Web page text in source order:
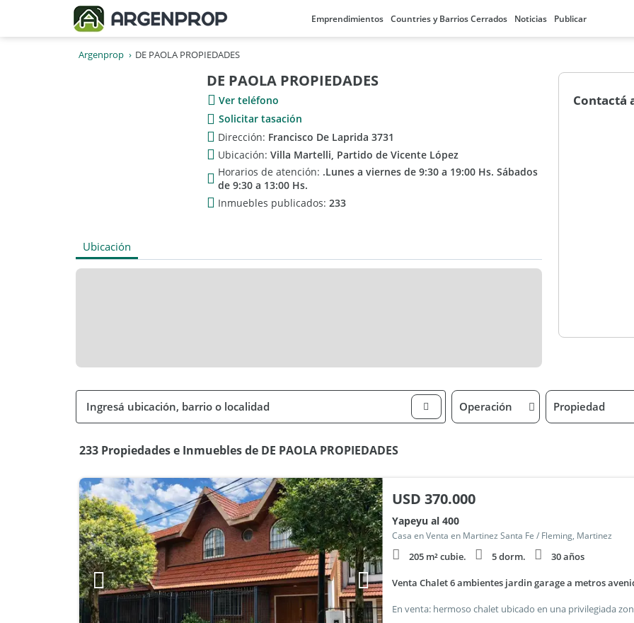
Emprendimientos Countries y Barrios Cerrados Noticias Publicar
Argenprop DE PAOLA PROPIEDADES
DE PAOLA PROPIEDADES
Ver teléfono
Solicitar tasación
Dirección: Francisco De Laprida 3731
Ubicación: Villa Martelli, Partido de Vicente López
Horarios de atención: .Lunes a viernes de 9:30 a 19:00 Hs. Sábados
de 9:30 a 13:00 Hs.
Inmuebles publicados: 233
Ubicación
Contactá
Operación Propiedad
233 Propiedades e Inmuebles de DE PAOLA PROPIEDADES
USD 370.000
Yapeyu al 400
Casa en Venta en Martinez Santa Fe / Fleming, Martinez
205 m² cubie. 5 dorm. 30 años
Venta Chalet 6 ambientes jardin garage a metros